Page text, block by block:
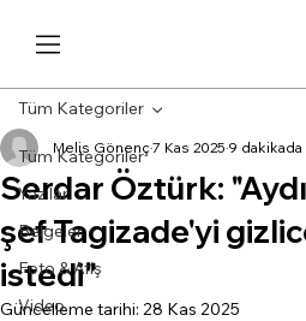
Tüm Kategoriler
Yazılar
Belgeler
Foto & Afiş
Video
Tüm Kategoriler
Serdar Öztürk:
şef Tagizade'yi
istedi"
Melis Gönenç 7 Kas 2025 9
Güncelleme tarihi: 28 Kas 2025